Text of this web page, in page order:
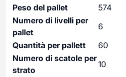
Peso del pallet
574
Numero di livelli per
pallet
6
Quantità per pallett
60
Numero di scatole per
strato
10